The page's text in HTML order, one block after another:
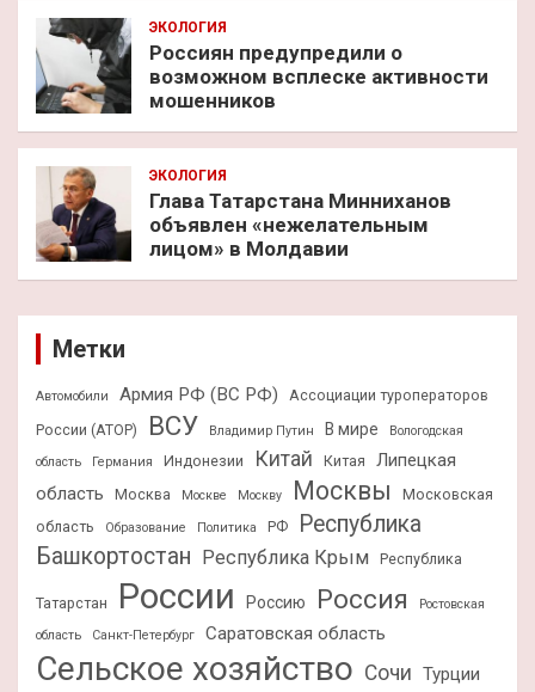
ЭКОЛОГИЯ
Россиян предупредили о
возможном всплеске активности
мошенников
ЭКОЛОГИЯ
Глава Татарстана Минниханов
объявлен «нежелательным
лицом» в Молдавии
Метки
Автомобили Армия РФ (ВС РФ)
Ассоциации туроператоров
России (АТОР)
ВСУ Владимир Путин В мире
Вологодская
область
Германия Индонезии Китай Китая
Липецкая
область
Москва Москве Москву Москвы
Московская
область
Образование Политика РФ
Республика
Башкортостан Республика Крым Республика
Татарстан России Россию Россия
Ростовская
область
Санкт-Петербург Саратовская область
Сельское хозяйство Сочи Турции